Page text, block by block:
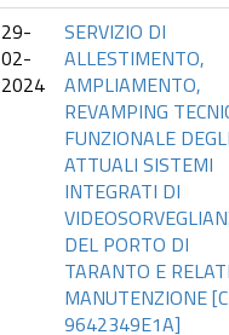
29-
02-
2024
SERVIZIO DI
ALLESTIMENTO,
AMPLIAMENTO,
REVAMPING
FUNZIONALE
ATTUALI SISTEMI
INTEGRATI DI
DEL PORTO DI
TARANTO E
MANUTENZIONE
9642349E1A]